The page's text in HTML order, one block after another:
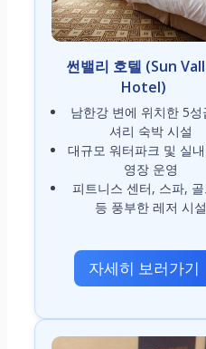
썬밸리 호텔 (Sun
Hotel)
남한강 변에 위치한 5성
셔리 숙박 시설
대규모 워터파크 및 실
영장 운영
피트니스 센터, 스파,
등 풍부한 레저 시설
자세히 보러가기